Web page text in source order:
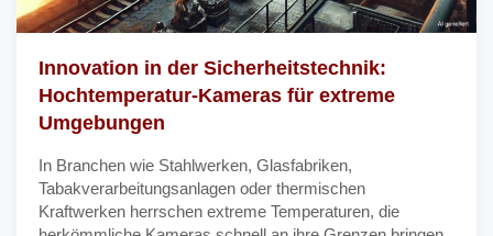
Innovation in der Sicherheitstechnik:
Hochtemperatur-Kameras für extreme
Umgebungen
In Branchen wie Stahlwerken, Glasfabriken,
Tabakverarbeitungsanlagen oder thermischen
Kraftwerken herrschen extreme Temperaturen, die